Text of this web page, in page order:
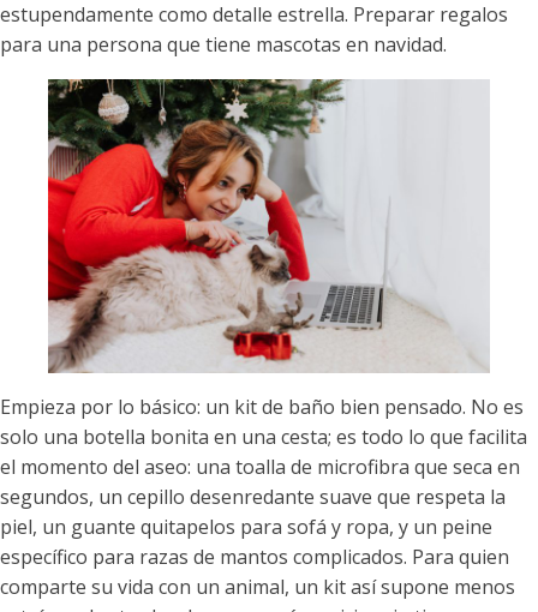
estupendamente como detalle estrella. Preparar regalos
para una persona que tiene mascotas en navidad.
Empieza por lo básico: un kit de baño bien pensado. No es
solo una botella bonita en una cesta; es todo lo que facilita
el momento del aseo: una toalla de microfibra que seca en
segundos, un cepillo desenredante suave que respeta la
piel, un guante quitapelos para sofá y ropa, y un peine
específico para razas de mantos complicados. Para quien
comparte su vida con un animal, un kit así supone menos